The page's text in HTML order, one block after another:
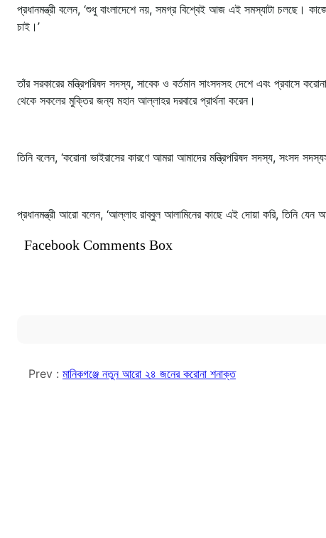
প্রধানমন্ত্রী বলেন, ‘শুধু বাংলাদেশে নয়, সমগ্র বিশ্বেই আজ এই সমস্যাটা চলছে।
চাই।’
তাঁর সরকারের মন্ত্রিপরিষদ সদস্য, সাবেক ও বর্তমান সাংসদসহ দেশে এবং প্রবাসে
থেকে সকলের মুক্তির জন্য মহান আল্লাহর দরবারে প্রার্থনা করেন।
তিনি বলেন, ‘করোনা ভাইরাসের কারণে আমরা আমাদের মন্ত্রিপরিষদ সদস্য, সংসদ
প্রধানমন্ত্রী আরো বলেন, ‘আল্লাহ রাব্বুল আলামিনের কাছে এই দোয়া করি, তিনি
Facebook Comments Box
Prev : মানিকগঞ্জে নতুন আরো ২৪ জনের করোনা শনাক্ত